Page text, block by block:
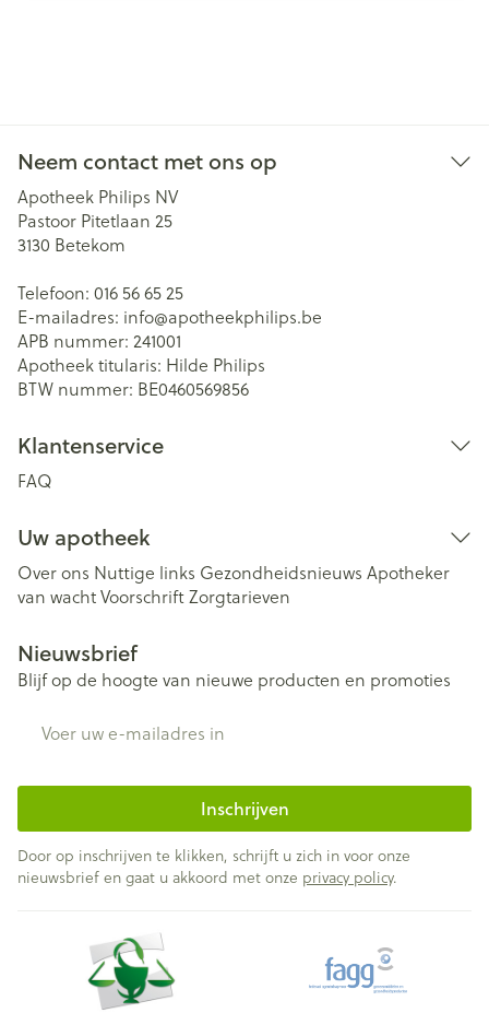
Neem contact met ons op
Apotheek Philips NV
Pastoor Pitetlaan 25
3130 Betekom
Telefoon: 016 56 65 25
E-mailadres: info@apotheekphilips.be
APB nummer: 241001
Apotheek titularis: Hilde Philips
BTW nummer: BE0460569856
Klantenservice
FAQ
Uw apotheek
Over ons Nuttige links Gezondheidsnieuws Apotheker
van wachtVoorschriftZorgtarieven
Nieuwsbrief
Blijf op de hoogte van nieuwe producten en promoties
Inschrijven
Door op inschrijven te klikken, schrijft u zich in voor onze
nieuwsbrief en gaat u akkoord met onze privacy policy.